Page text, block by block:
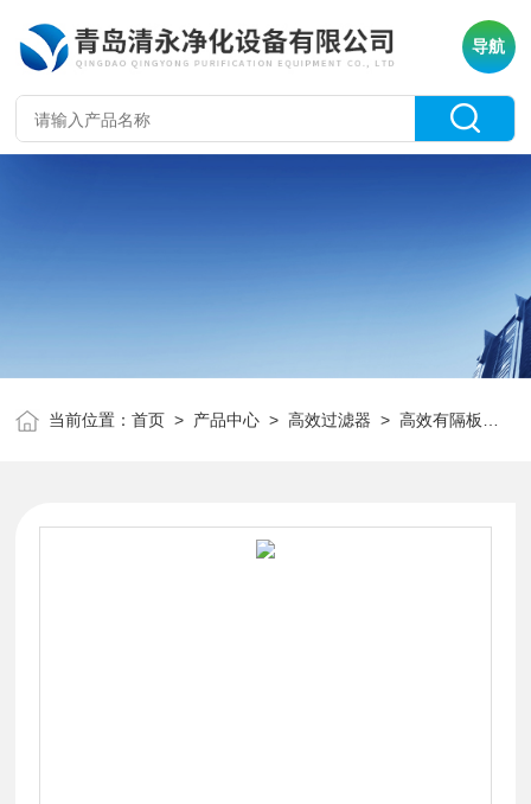
导航
当前位置：首页 > 产品中心 >高效过滤器 >高效有隔板过滤器